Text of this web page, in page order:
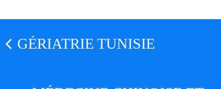
GÉRIATRIE TUNISIE